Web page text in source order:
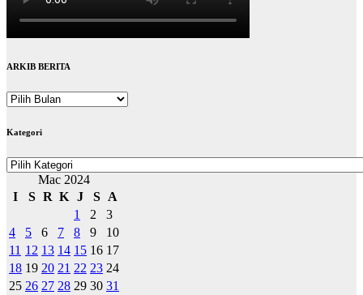
ARKIB BERITA
ARKIB
Kategori
Kategori
Mac 2024
I
S R K J S
A
1
2
3
4
5 6 7 8 9
10
11 12 13 14 15 16 17
18 19 20 21 22 23 24
25 26 27 28 29 30 31